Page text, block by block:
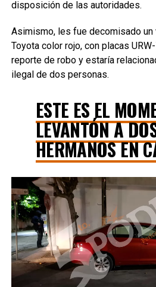
disposición de las autoridades.
Asimismo, les fue decomisado un
Toyota color rojo, con placas
reporte de robo y estaría
ilegal de dos personas.
ESTE ES EL
LEVANTÓN A
HERMANOS EN